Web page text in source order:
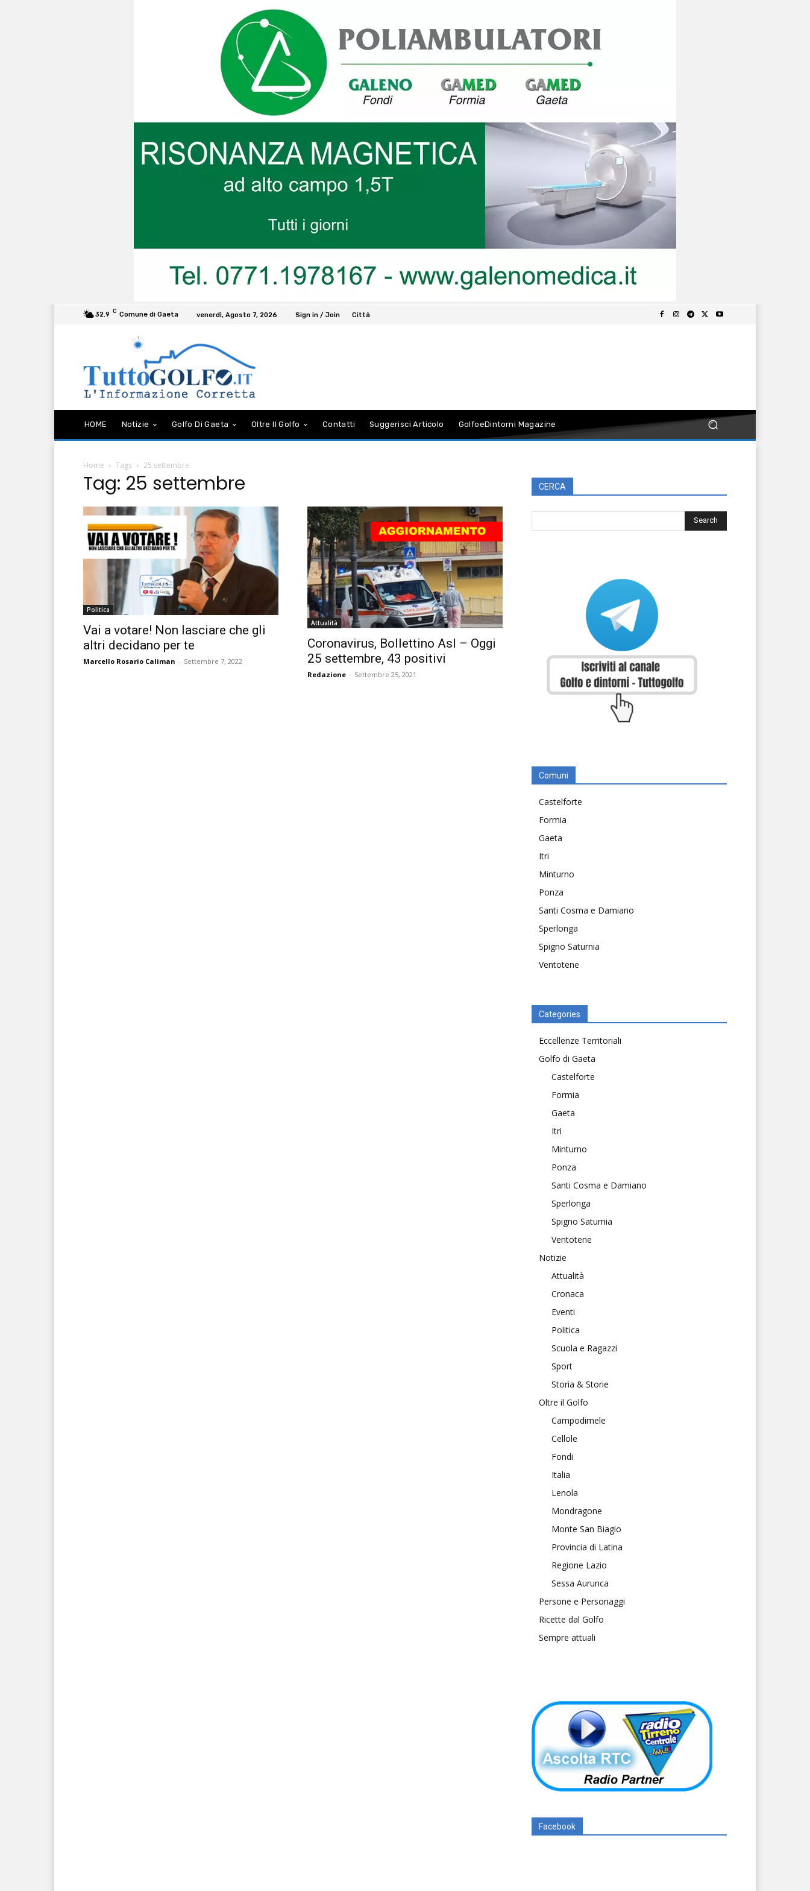
32.9 C Comune di Gaeta venerdì, Agosto 7, 2026 Sign in / Join Città
HOME Notizie Golfo Di Gaeta Oltre Il Golfo Contatti Suggerisci Articolo GolfoeDintorni Magazine
Home Tags 25 settembre
Tag: 25 settembre
Politica
Vai a votare! Non lasciare che gli
altri decidano per te
Marcello Rosario Caliman - Settembre 7, 2022
Attualità
Coronavirus, Bollettino Asl – Oggi
25 settembre, 43 positivi
Redazione - Settembre 25, 2021
CERCA
Comuni
Castelforte
Formia
Gaeta
Itri
Minturno
Ponza
Santi Cosma e Damiano
Sperlonga
Spigno Saturnia
Ventotene
Categories
Eccellenze Territoriali
Golfo di Gaeta
Castelforte
Formia
Gaeta
Itri
Minturno
Ponza
Santi Cosma e Damiano
Sperlonga
Spigno Saturnia
Ventotene
Notizie
Attualità
Cronaca
Eventi
Politica
Scuola e Ragazzi
Sport
Storia & Storie
Oltre il Golfo
Campodimele
Cellole
Fondi
Italia
Lenola
Mondragone
Monte San Biagio
Provincia di Latina
Regione Lazio
Sessa Aurunca
Persone e Personaggi
Ricette dal Golfo
Sempre attuali
Facebook